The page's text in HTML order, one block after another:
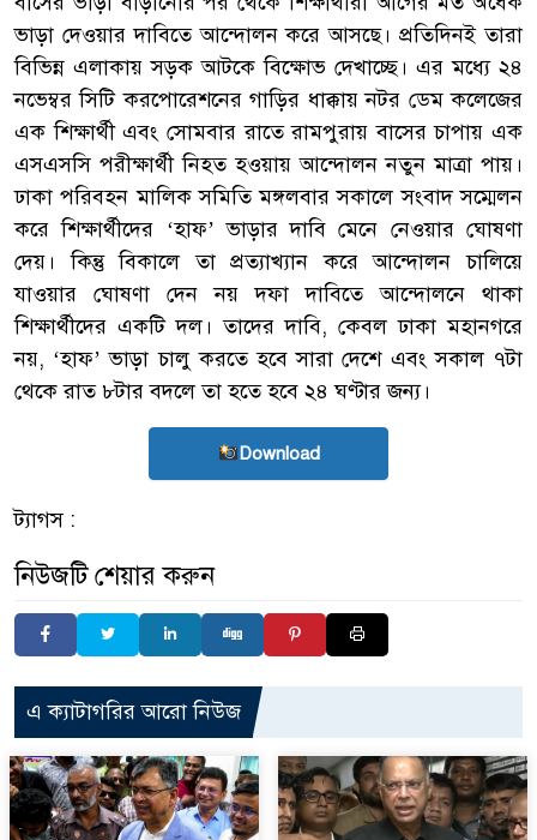
ভাড়া দেওয়ার দাবিতে আন্দোলন করে আসছে। প্রতিদিনই তারা
বিভিন্ন এলাকায় সড়ক আটকে বিক্ষোভ দেখাচ্ছে। এর মধ্যে ২৪
নভেম্বর সিটি করপোরেশনের গাড়ির ধাক্কায় নটর ডেম কলেজের
এক শিক্ষার্থী এবং সোমবার রাতে রামপুরায় বাসের চাপায় এক
এসএসসি পরীক্ষার্থী নিহত হওয়ায় আন্দোলন নতুন মাত্রা পায়।
ঢাকা পরিবহন মালিক সমিতি মঙ্গলবার সকালে সংবাদ সম্মেলন
করে শিক্ষার্থীদের ‘হাফ’ ভাড়ার দাবি মেনে নেওয়ার ঘোষণা
দেয়। কিন্তু বিকালে তা প্রত্যাখ্যান করে আন্দোলন চালিয়ে
যাওয়ার ঘোষণা দেন নয় দফা দাবিতে আন্দোলনে থাকা
শিক্ষার্থীদের একটি দল। তাদের দাবি, কেবল ঢাকা মহানগরে
নয়, ‘হাফ’ ভাড়া চালু করতে হবে সারা দেশে এবং সকাল ৭টা
থেকে রাত ৮টার বদলে তা হতে হবে ২৪ ঘণ্টার জন্য।
Download
ট্যাগস :
নিউজটি শেয়ার করুন
এ ক্যাটাগরির আরো নিউজ